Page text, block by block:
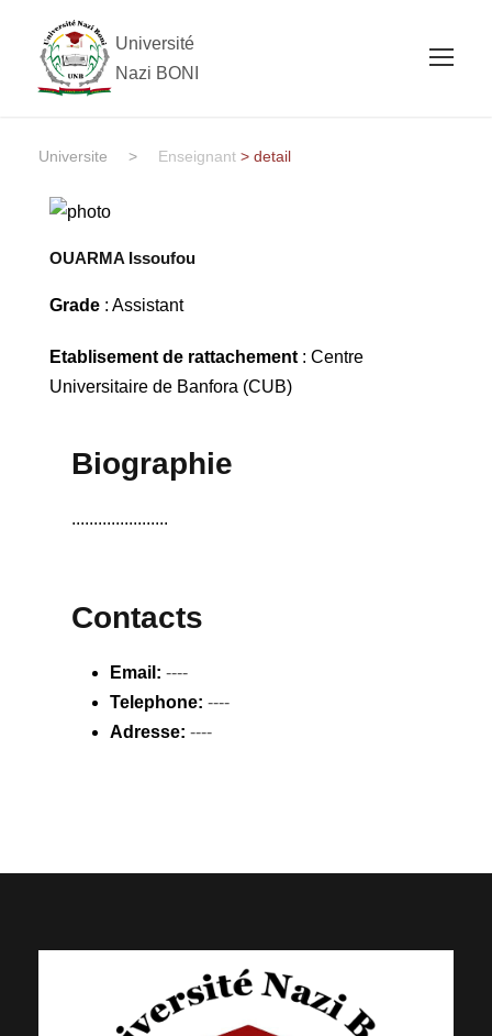
Université
Nazi BONI
Universite > Enseignant > detail
OUARMA Issoufou
Grade: Assistant
Etablisement de rattachement: Centre
Universitaire de Banfora (CUB)
Biographie
......................
Contacts
Email: ----
Telephone: ----
Adresse: ----